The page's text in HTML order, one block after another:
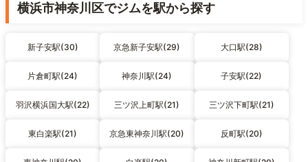
横浜市神奈川区でジムを駅から探す
新子安駅(30) 京急新子安駅(29) 大口駅(28)
片倉町駅(24) 神奈川駅(24) 子安駅(22)
羽沢横浜国大駅(22) 三ツ沢上町駅(21) 三ツ沢下町駅(21)
東白楽駅(21) 京急東神奈川駅(20) 反町駅(20)